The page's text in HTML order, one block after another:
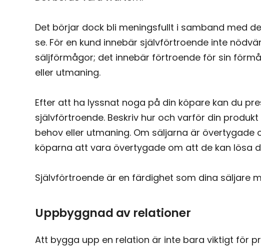
Det börjar dock bli meningsfullt i samband med
se. För en kund innebär självförtroende inte
säljförmågor; det innebär förtroende för sin
eller utmaning.
Efter att ha lyssnat noga på din köpare kan du
självförtroende. Beskriv hur och varför din
behov eller utmaning. Om säljarna är
köparna att vara övertygade om att de kan lösa
Självförtroende är en färdighet som dina säljare
Uppbyggnad av relationer
Att bygga upp en relation är inte bara viktigt för